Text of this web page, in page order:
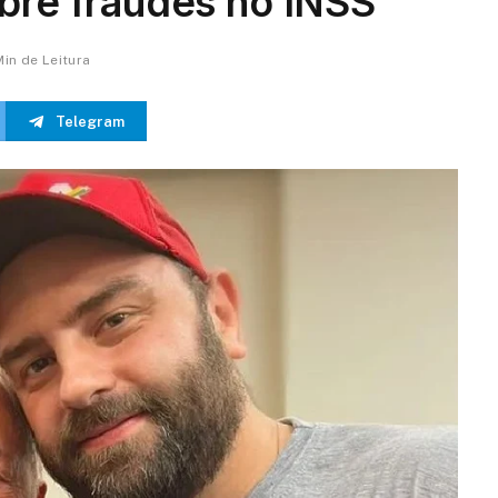
de Leitura
Telegram